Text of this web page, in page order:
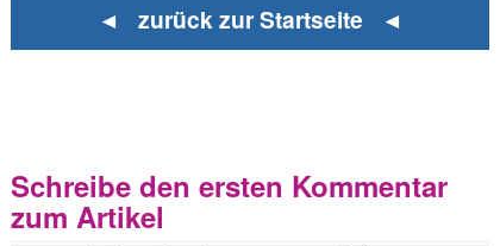
◄ zurück zur Startseite ◄
Schreibe den ersten Kommentar
zum Artikel